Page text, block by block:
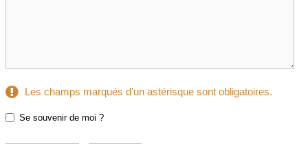
Les champs marqués d'un astérisque sont obligatoires.
Se souvenir de moi ?